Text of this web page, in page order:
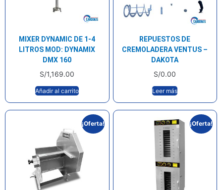
MIXER DYNAMIC DE 1-4
LITROS MOD: DYNAMIX
DMX 160
S/1,169.00
Añadir al carrito
REPUESTOS DE
CREMOLADERA VENTUS –
DAKOTA
S/0.00
Leer más
¡Oferta! ¡Oferta!